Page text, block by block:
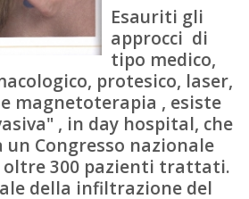
Esauriti gli
approcci di
tipo medico,
protesico, laser,
magnetoterapia , esiste
, in day hospital, che
Congresso nazionale
oltre 300 pazienti trattati.
della infiltrazione del